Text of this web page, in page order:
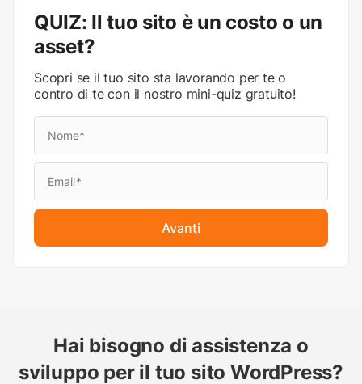
QUIZ: Il tuo sito è un costo o un
asset?
Scopri se il tuo sito sta lavorando per te o
contro di te con il nostro mini-quiz gratuito!
Avanti
Hai bisogno di assistenza o
sviluppo per il tuo sito WordPress?